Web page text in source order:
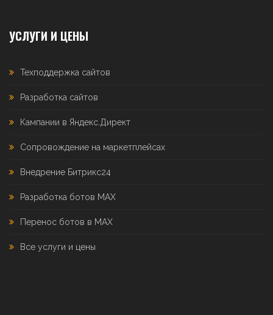
УСЛУГИ И ЦЕНЫ
Техподдержка сайтов
Разработка сайтов
Кампании в Яндекс.Директ
Сопровождение на маркетплейсах
Внедрение Битрикс24
Разработка ботов MAX
Перенос ботов в MAX
Все услуги и цены